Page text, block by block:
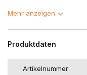
Mehr anzeigen
Produktdaten
Artikelnummer: